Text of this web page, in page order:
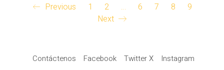
Previous 1 2 … 6 7 8
9
Next
Contáctenos Facebook Twitter X Instagram